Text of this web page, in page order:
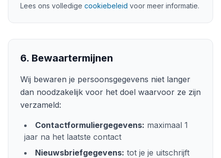
Lees ons volledige cookiebeleid voor meer informatie.
6. Bewaartermijnen
Wij bewaren je persoonsgegevens niet langer
dan noodzakelijk voor het doel waarvoor ze zijn
verzameld:
Contactformuliergegevens: maximaal 1
jaar na het laatste contact
Nieuwsbriefgegevens: tot je je uitschrijft